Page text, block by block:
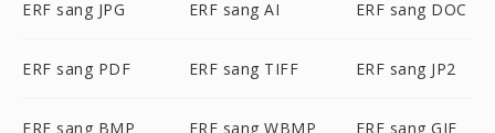
ERF sang JPG ERF sang AI ERF sang DOC
ERF sang PDF ERF sang TIFF ERF sang JP2
ERF sang BMP ERF sang WBMP ERF sang GIF